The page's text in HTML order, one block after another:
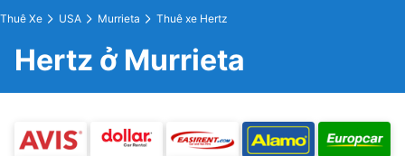
Thuê Xe USA Murrieta Thuê xe Hertz
Hertz ở Murrieta